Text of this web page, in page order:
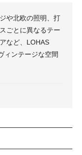
や北欧の照明、打
ごとに異なるテー
など、LOHAS
ィンテージな空間